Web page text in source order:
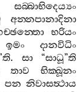
සබ‍්බාභිදෙය්‍යං
අන‍්නපානාදිනා
භරියං
ඉමං
දානවිධිං
ති. සා“සාධූ”ති
තාව
භික‍්ඛූනං
පන නිවාසත්‍ථාය